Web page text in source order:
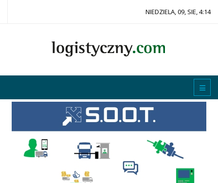
NIEDZIELA, 09, SIE, 4:14